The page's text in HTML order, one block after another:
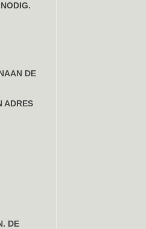
DE
ADRES
DE